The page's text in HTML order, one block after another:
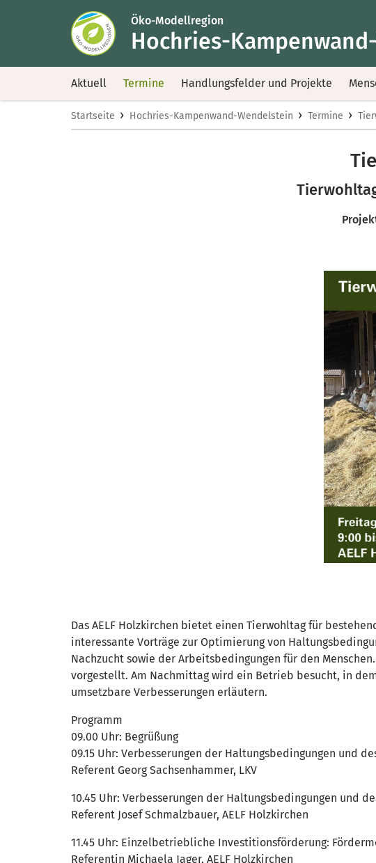
Öko-Modellregion
Hochries-
Aktuell Termine Handlungsfelder und Projekte
Startseite › Hochries-Kampenwand-Wendelstein › Termine ›
Das AELF Holzkirchen bietet einen Tierwohltag für
interessante Vorträge zur Optimierung von
Nachzucht sowie der Arbeitsbedingungen für den
vorgestellt. Am Nachmittag wird ein Betrieb besucht, in
umsetzbare Verbesserungen erläutern.
Programm
09.00 Uhr: Begrüßung
09.15 Uhr: Verbesserungen der Haltungsbedingungen und
Referent Georg Sachsenhammer, LKV
10.45 Uhr: Verbesserungen der Haltungsbedingungen und
Referent Josef Schmalzbauer, AELF Holzkirchen
11.45 Uhr: Einzelbetriebliche Investitionsförderung:
Referentin Michaela Jager, AELF Holzkirchen